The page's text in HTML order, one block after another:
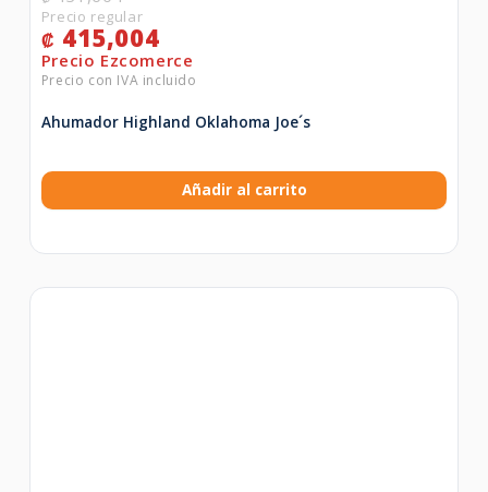
₡ 415,004
Ahumador Highland Oklahoma Joe´s
Añadir al carrito